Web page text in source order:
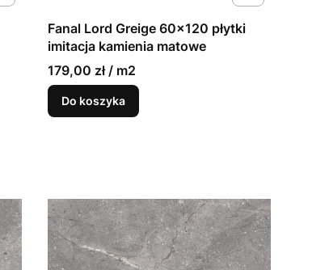
Fanal Lord Greige 60x120 płytki
imitacja kamienia matowe
179,00 zł / m2
Do koszyka